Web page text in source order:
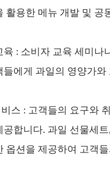
활용한 메뉴 개발 및 공
육 : 소비자 교육 세미나
들에게 과일의 영양가와
스 : 고객들의 요구와
공합니다. 과일 선물세
옵션을 제공하여 고객들